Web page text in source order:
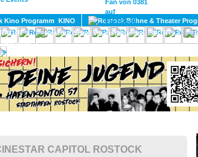
KONTAKT
KINO
SPORT
CAPITOL ROSTOCK